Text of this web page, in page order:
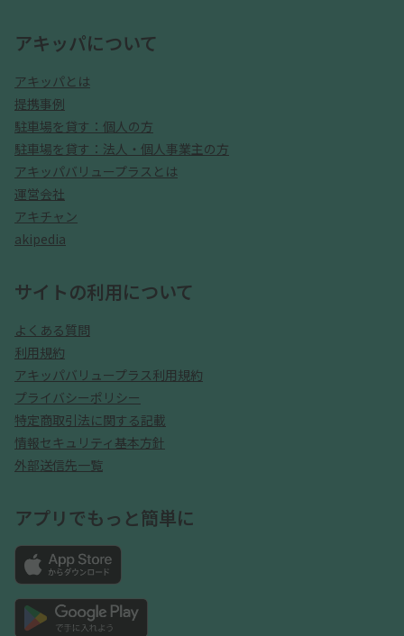
アキッパについて
アキッパとは
提携事例
駐車場を貸す：個人の方
駐車場を貸す：法人・個人事業主の方
アキッパバリュープラスとは
運営会社
アキチャン
akipedia
サイトの利用について
よくある質問
利用規約
アキッパバリュープラス利用規約
プライバシーポリシー
特定商取引法に関する記載
情報セキュリティ基本方針
外部送信先一覧
アプリでもっと簡単に